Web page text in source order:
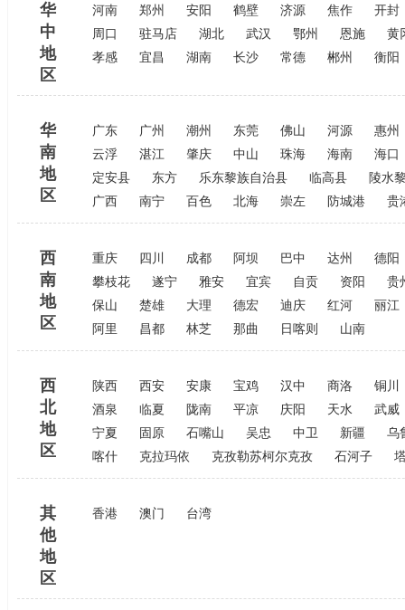
华
中
地
区
河南 郑州 安阳 鹤壁 济源 焦作
开封
周口
驻马店 湖北 武汉 鄂州 恩施
黄
孝感
宜昌 湖南 长沙 常德 郴州 衡阳
华
南
地
区
广东 广州 潮州 东莞 佛山 河源
惠州
云浮
湛江 肇庆 中山 珠海 海南
海口
定安县
东方 乐东黎族自治县 临高县
陵水
广西
南宁 百色 北海 崇左 防城港 贵
西
南
地
区
重庆 四川 成都 阿坝 巴中 达州
德阳
攀枝花
遂宁 雅安 宜宾 自贡 资阳
贵
保山
楚雄 大理 德宏 迪庆 红河
丽江
阿里
昌都 林芝 那曲 日喀则 山南
西
北
地
区
陕西 西安 安康 宝鸡 汉中 商洛
铜川
酒泉
临夏 陇南 平凉 庆阳 天水
武威
宁夏
固原 石嘴山 吴忠 中卫 新疆
乌
喀什
克拉玛依 克孜勒苏柯尔克孜 石河子
其
他
地
区
香港 澳门 台湾